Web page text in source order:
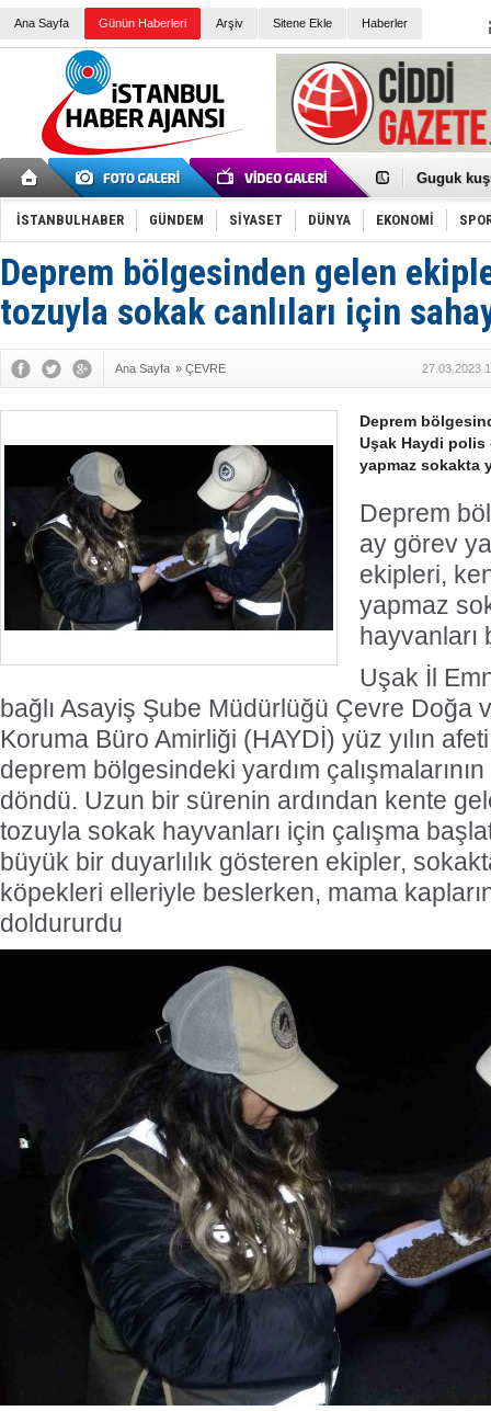
Ana Sayfa Günün Haberleri Arşiv Sitene Ekle Haberler
Türk
Guguk
Sneaker
Erkek
Tommy
Yeri
Ceza
Kayyum
Ankara
Kemal
Erdoğan:
İtalyan
3
İSTANBULHABER GÜNDEM SİYASET DÜNYA EKONOMİ
Deprem bölgesinden gelen
tozuyla sokak canlıları için
Ana Sayfa » ÇEVRE 27.03.2023
Deprem
Uşak Haydi
yapmaz sokakta
Deprem
ay görev
ekipleri,
yapmaz
hayvanları
Uşak İl
bağlı Asayiş Şube Müdürlüğü Çevre Doğa
Koruma Büro Amirliği (HAYDİ) yüz yılın
deprem bölgesindeki yardım
döndü. Uzun bir sürenin ardından kente
tozuyla sokak hayvanları için çalışma
büyük bir duyarlılık gösteren ekipler,
köpekleri elleriyle beslerken, mama
doldururdu